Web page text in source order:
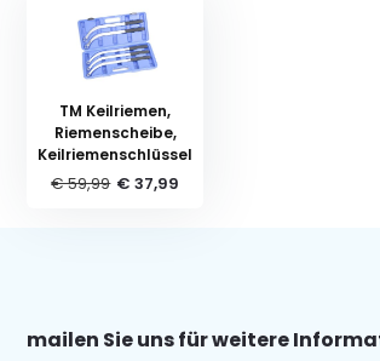
TM Keilriemen,
Riemenscheibe,
Keilriemenschlüssel
€ 59,99 € 37,99
mailen Sie uns für weitere